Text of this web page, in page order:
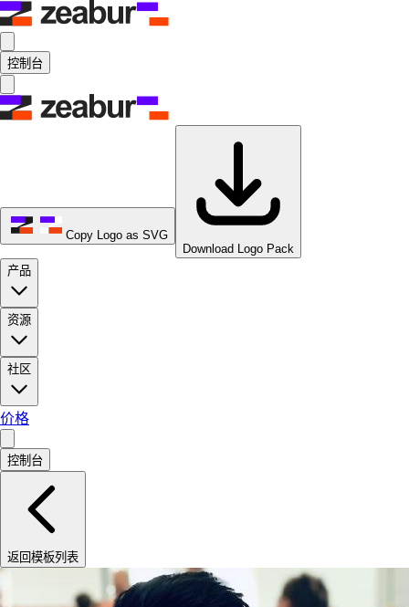
控制台
Copy Logo as SVG
Download Logo Pack
产品
资源
社区
价格
控制台
返回模板列表